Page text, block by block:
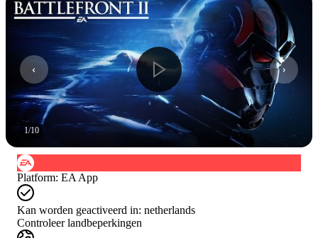
1/10
Platform: EA App
Kan worden geactiveerd in: netherlands
Controleer landbeperkingen